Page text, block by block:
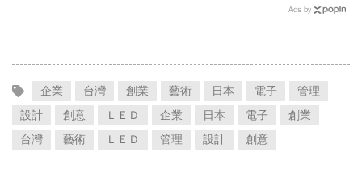
Ads by
企業 台灣 創業 藝術 日本 電子
管理
設計
創意 ＬＥＤ 企業 日本 電子
創業
台灣
藝術 ＬＥＤ 管理 設計 創意